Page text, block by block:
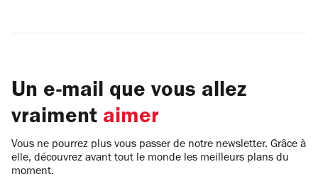
Un e-mail que vous allez
vraiment aimer
Vous ne pourrez plus vous passer de notre newsletter. Grâce à
elle, découvrez avant tout le monde les meilleurs plans du
moment.